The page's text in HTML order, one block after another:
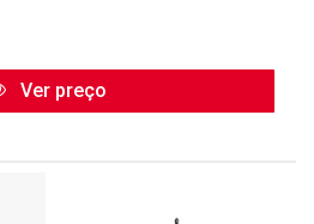
Ver preço